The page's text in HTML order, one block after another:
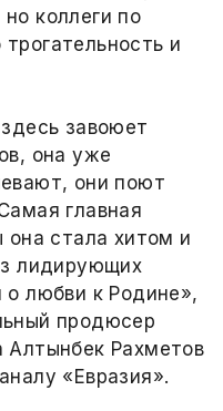
коллеги по
и
завоюет
она уже
они поют
главная
она стала хитом и
лидирующих
о любви к Родине»,
продюсер
Алтынбек Рахметов
«Евразия».